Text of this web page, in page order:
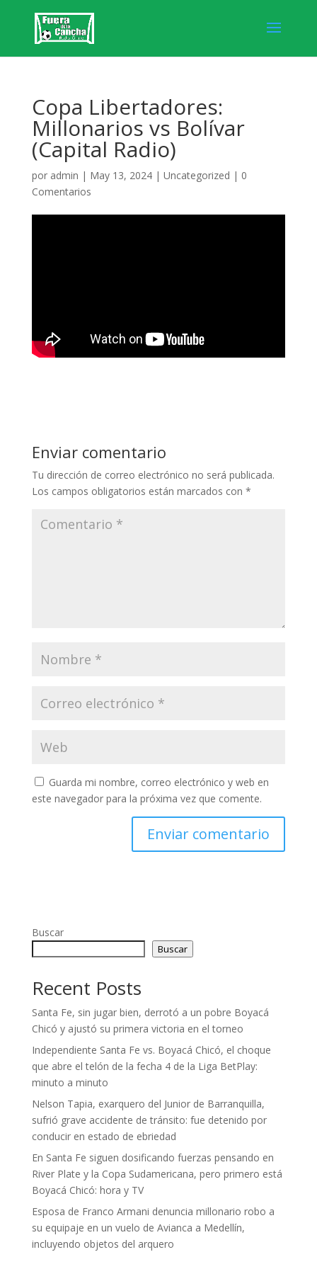
Copa Libertadores:
Millonarios vs Bolívar
(Capital Radio)
por admin | May 13, 2024| Uncategorized | 0
Comentarios
Enviar comentario
Tu dirección de correo electrónico no será publicada.
Los campos obligatorios están marcados con *
Guarda mi nombre, correo electrónico y web en
este navegador para la próxima vez que comente.
Buscar
Buscar
Recent Posts
Santa Fe, sin jugar bien, derrotó a un pobre Boyacá
Chicó y ajustó su primera victoria en el torneo
Independiente Santa Fe vs. Boyacá Chicó, el choque
que abre el telón de la fecha 4 de la Liga BetPlay:
minuto a minuto
Nelson Tapia, exarquero del Junior de Barranquilla,
sufrió grave accidente de tránsito: fue detenido por
conducir en estado de ebriedad
En Santa Fe siguen dosificando fuerzas pensando en
River Plate y la Copa Sudamericana, pero primero está
Boyacá Chicó: hora y TV
Esposa de Franco Armani denuncia millonario robo a
su equipaje en un vuelo de Avianca a Medellín,
incluyendo objetos del arquero